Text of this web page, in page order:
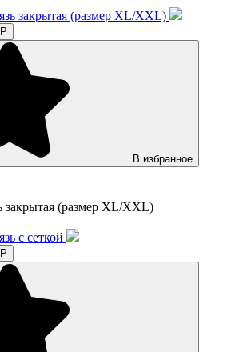
В избранное
закрытая (размер XL/XXL)